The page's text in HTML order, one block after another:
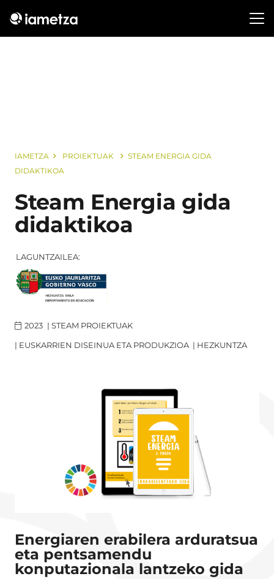
IAMETZA PROIEKTUAK
STEAM ENERGIA GIDA
DIDAKTIKOA
Steam Energia gida
didaktikoa
LAGUNTZAILEA:
2023 | STEAM PROIEKTUAK
| EUSKARRIEN DISEINUA ETA PRODUKZIOA | HEZKUNTZA
Energiaren erabilera arduratsua
eta pentsamendu
konputazionala lantzeko gida